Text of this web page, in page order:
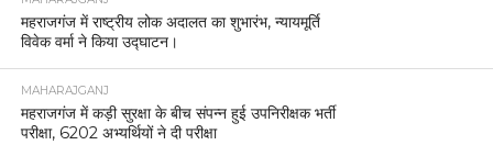
महराजगंज में राष्ट्रीय लोक अदालत का शुभारंभ, न्यायमूर्ति
विवेक वर्मा ने किया उद्घाटन।
MAHARAJGANJ
महराजगंज में कड़ी सुरक्षा के बीच संपन्न हुई उपनिरीक्षक भर्ती
परीक्षा, 6202 अभ्यर्थियों ने दी परीक्षा